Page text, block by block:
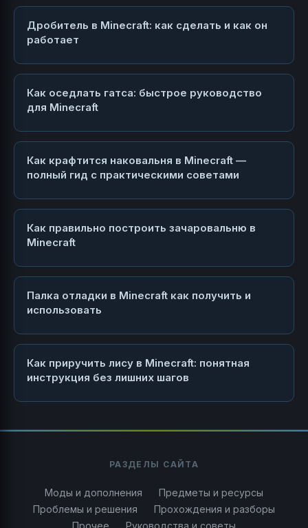
Дробитель в Minecraft: как сделать и как он
работает
Как оседлать гатса: быстрое руководство
для Minecraft
Как крафтится наковальня в Minecraft —
полный гид с практическими советами
Как правильно построить зачаровальню в
Minecraft
Палка отладки в Minecraft как получить и
использовать
Как приручить лису в Minecraft: понятная
инструкция без лишних шагов
РАЗДЕЛЫ САЙТА
Моды и дополнения
Предметы и ресурсы
Проблемы и решения
Прохождения и разборы
Прочее
Руководства и советы